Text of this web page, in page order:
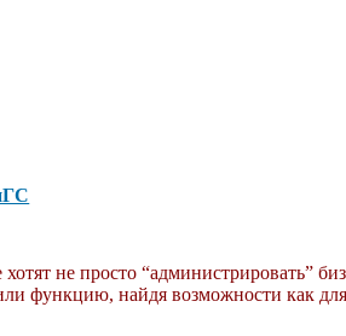
не просто “администрировать”
функцию, найдя возможности как